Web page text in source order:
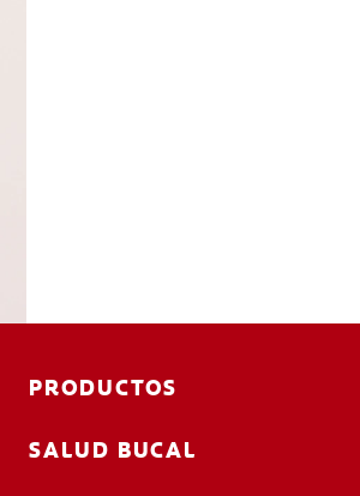
PRODUCTOS
SALUD BUCAL